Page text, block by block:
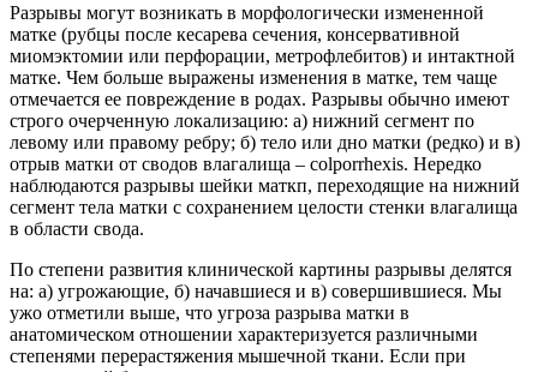
Разрывы могут возникать в морфологически измененной
матке (рубцы после кесарева сечения, консервативной
миомэктомии или перфорации, метрофлебитов) и интактной
матке. Чем больше выражены изменения в матке, тем чаще
отмечается ее повреждение в родах. Разрывы обычно имеют
строго очерченную локализацию: а) нижний сегмент по
левому или правому ребру; б) тело или дно матки (редко) и в)
отрыв матки от сводов влагалища – colporrhexis. Нередко
наблюдаются разрывы шейки маткп, переходящие на нижний
сегмент тела матки с сохранением целости стенки влагалища
в области свода.
По степени развития клинической картины разрывы делятся
на: а) угрожающие, б) начавшиеся и в) совершившиеся. Мы
ужо отметили выше, что угроза разрыва матки в
анатомическом отношении характеризуется различными
степенями перерастяжения мышечной ткани. Если при